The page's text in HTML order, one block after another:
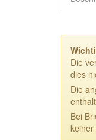
Die
dies
Die
Bei
keiner